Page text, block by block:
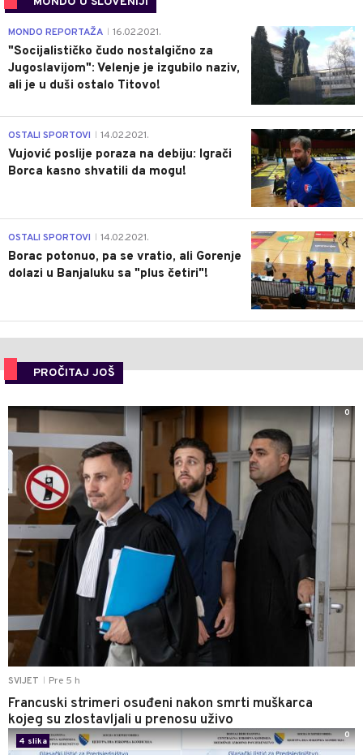
4
MONDO REPORTAŽA 16.02.2021.
"Socijalističko čudo nostalgično za
Jugoslavijom": Velenje je izgubilo naziv,
ali je u duši ostalo Titovo!
1
OSTALI SPORTOVI 14.02.2021.
Vujović poslije poraza na debiju: Igrači
Borca kasno shvatili da mogu!
3
OSTALI SPORTOVI 14.02.2021.
Borac potonuo, pa se vratio, ali Gorenje
dolazi u Banjaluku sa "plus četiri"!
PROČITAJ JOŠ
SVIJET Pre 5 h
Francuski strimeri osuđeni nakon smrti muškarca
kojeg su zlostavljali u prenosu uživo
0
4 slika
0